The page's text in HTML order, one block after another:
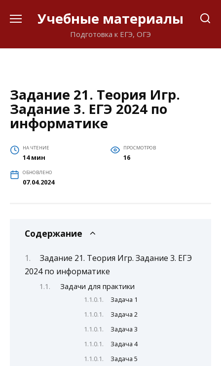
Учебные материалы
Подготовка к ЕГЭ, ОГЭ
Задание 21. Теория Игр.
Задание 3. ЕГЭ 2024 по
информатике
НА ЧТЕНИЕ
14 мин
ПРОСМОТРОВ
16
ОБНОВЛЕНО
07.04.2024
Содержание
Задание 21. Теория Игр. Задание 3. ЕГЭ
2024 по информатике
Задачи для практики
Задача 1
Задача 2
Задача 3
Задача 4
Задача 5